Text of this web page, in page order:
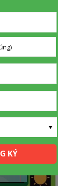
KÝ